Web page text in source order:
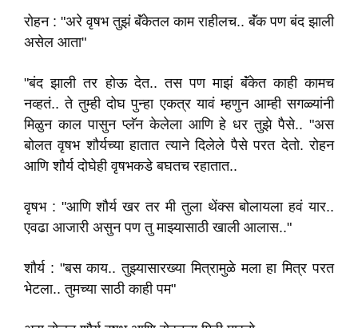
रोहन : "अरे वृषभ तुझं बॅंकेतल काम राहीलच.. बॅंक पण बंद झाली
असेल आता"
"बंद झाली तर होऊ देत.. तस पण माझं बॅंकेत काही कामच
नव्हतं.. ते तुम्ही दोघ पुन्हा एकत्र यावं म्हणुन आम्ही सगळ्यांनी
मिळुन काल पासुन प्लॅन केलेला आणि हे धर तुझे पैसे.. "अस
बोलत वृषभ शौर्यच्या हातात त्याने दिलेले पैसे परत देतो. रोहन
आणि शौर्य दोघेही वृषभकडे बघतच रहातात..
वृषभ : "आणि शौर्य खर तर मी तुला थेंक्स बोलायला हवं यार..
एवढा आजारी असुन पण तु माझ्यासाठी खाली आलास.."
शौर्य : "बस काय.. तुझ्यासारख्या मित्रामुळे मला हा मित्र परत
भेटला.. तुमच्या साठी काही पम"